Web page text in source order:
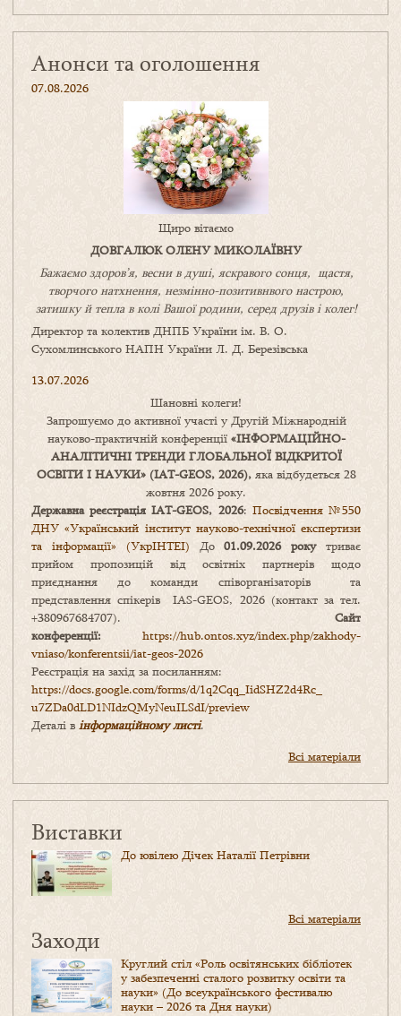
Анонси та оголошення
07.08.2026
Щиро вітаємо
ДОВГАЛЮК ОЛЕНУ МИКОЛАЇВНУ
Бажаємо здоров’я, весни в душі, яскравого сонця, щастя,
творчого натхнення, незмінно-позитивнвого настрою,
затишкуйтепла в коліВашоїродини, серед друзів і колег!
Директор та колектив ДНПБ України ім. В. О.
Сухомлинського НАПН України Л. Д. Березівська
13.07.2026
Шановні колеги!
Запрошуємо до активної участі у Другій Міжнародній
науково-практичній конференції «ІНФОРМАЦІЙНО-
АНАЛІТИЧНІ ТРЕНДИ ГЛОБАЛЬНОЇ ВІДКРИТОЇ
ОСВІТИ І НАУКИ» (IAT-GEOS, 2026),яка відбудеться 28
жовтня 2026 року.
Державна реєстрація IAT-GEOS, 2026: Посвідчення №550
ДНУ «Український інститут науково-технічної експертизи
та інформації» (УкрІНТЕІ) До01.09.2026 рокутриває
прийом пропозицій від освітніх партнерів щодо
приєднання до команди співорганізаторів та
представлення спікерів IAS-GEOS, 2026 (контакт за тел.
+380967684707). Сайт
конференції: https://hub.ontos.xyz/index.php/zakhody-
vniaso/konferentsii/iat-geos-2026
Реєстрація на захід за посиланням:
https://docs.google.com/forms/d/1q2Cqq_IidSHZ2d4Rc_
u7ZDa0dLD1NIdzQMyNeuILSdI/preview
Деталі в інформаційному листі.
Всі матеріали
Виставки
До ювілею Дічек Наталії Петрівни
Всі матеріали
Заходи
Круглий стіл «Роль освітянських бібліотек
у забезпеченні сталого розвитку освіти та
науки» (До всеукраїнського фестивалю
науки – 2026 та Дня науки)